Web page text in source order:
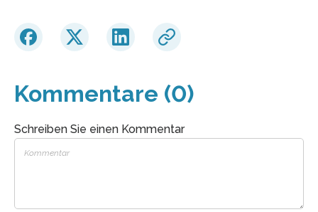
Kommentare (0)
Schreiben Sie einen Kommentar